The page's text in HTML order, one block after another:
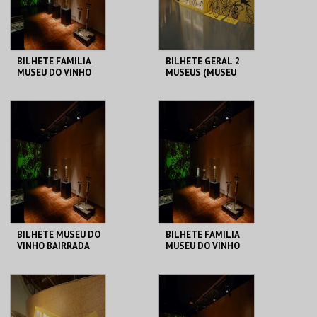
BILHETE FAMILIA
MUSEU DO VINHO
MUSEU DO VINHO
BAIRRADA
MAIS INFO
COMPRAR
BILHETE GERAL 2
MUSEUS (MUSEU
DUAS RODAS)
MUSEU DO VINHO
BAIRRADA
MAIS INFO
COMPRAR
BILHETE MUSEU DO
VINHO BAIRRADA
MUSEU DO VINHO
BAIRRADA
BILHETE FAMILIA
MUSEU DO VINHO
MUSEU DO VINHO
BAIRRADA